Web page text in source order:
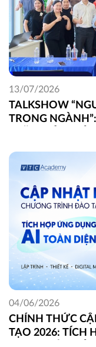
TALKSHOW
TRONG
13/07/2026
CHÍNH THỨC
TẠO 2026: TÍCH
04/06/2026